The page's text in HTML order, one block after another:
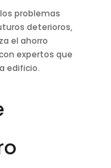
problemas
deterioros,
el ahorro
expertos que
edificio.